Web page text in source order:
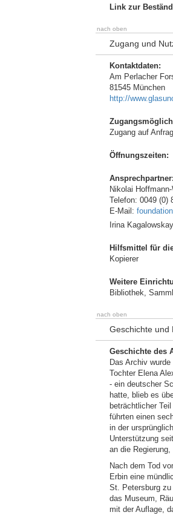
Link zur
nach oben
Zugang und
Kontaktdaten:
Am Perlacher
81545 München
http://
Zugang auf
Öffnungszeiten:
Ansprechpartner:
Nikolai
Telefon: 0049 (0)
E-Mail:
Irina
Hilfsmittel für
Kopierer
Weitere
Bibliothek,
nach oben
Geschichte und
Geschichte des
Das Archiv
Tochter Elena
- ein deutscher
hatte, blieb es
beträchtlicher
führten einen
in der
Unterstützung
an die
Nach dem Tod
Erbin eine
St. Petersburg
das Museum,
mit der Auflage,